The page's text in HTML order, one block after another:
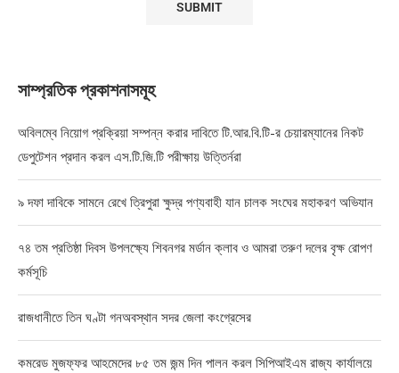
সাম্প্রতিক প্রকাশনাসমূহ
অবিলম্বে নিয়োগ প্রক্রিয়া সম্পন্ন করার দাবিতে টি.আর.বি.টি-র চেয়ারম্যানের নিকট
ডেপুটেশন প্রদান করল এস.টি.জি.টি পরীক্ষায় উত্তির্নরা
৯ দফা দাবিকে সামনে রেখে ত্রিপুরা ক্ষুদ্র পণ্যবাহী যান চালক সংঘের মহাকরণ অভিযান
৭৪ তম প্রতিষ্ঠা দিবস উপলক্ষ্যে শিবনগর মর্ডান ক্লাব ও আমরা তরুণ দলের বৃক্ষ রোপণ
কর্মসূচি
রাজধানীতে তিন ঘণ্টা গনঅবস্থান সদর জেলা কংগ্রেসের
কমরেড মুজফ্ফর আহমেদের ৮৫ তম জন্ম দিন পালন করল সিপিআইএম রাজ্য কার্যালয়ে